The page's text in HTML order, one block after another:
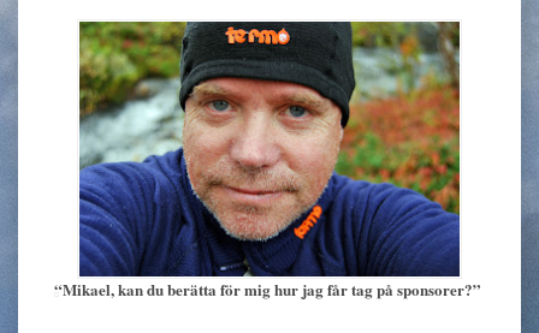
“Mikael, kan du berätta för mig hur jag får tag på sponsorer?”